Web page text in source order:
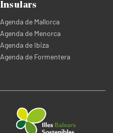
Insulars
Agenda de Mallorca
Agenda de Menorca
Agenda de Ibiza
Agenda de Formentera